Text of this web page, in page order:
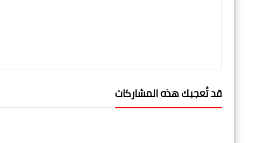
قد تُعجبك هذه المشاركات